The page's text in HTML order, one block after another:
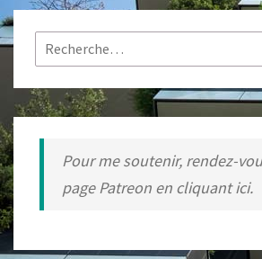
Rechercher :
Pour me soutenir, rendez-
page Patreon en cliquant ici.